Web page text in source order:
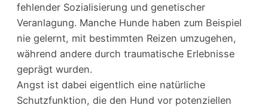
fehlender Sozialisierung und genetischer
Veranlagung. Manche Hunde haben zum Beispiel
nie gelernt, mit bestimmten Reizen umzugehen,
während andere durch traumatische Erlebnisse
geprägt wurden.
Angst ist dabei eigentlich eine natürliche
Schutzfunktion, die den Hund vor potenziellen